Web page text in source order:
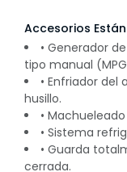
Accesorios
• Generador
tipo manual
• Enfriador del
husillo.
•
• Sistema
• Guarda
cerrada.